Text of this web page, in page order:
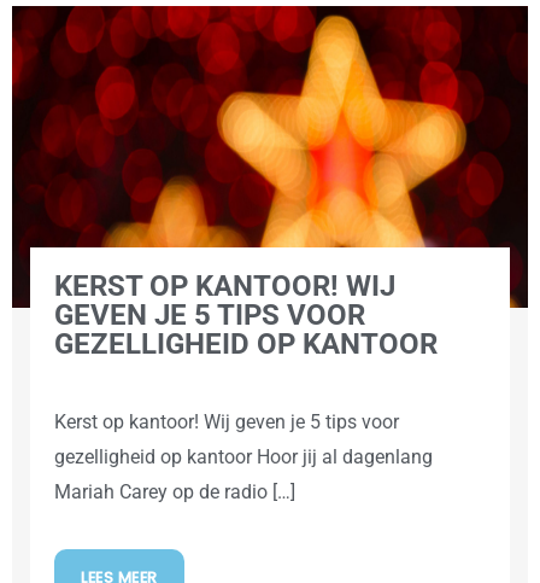
KERST OP KANTOOR! WIJ
GEVEN JE 5 TIPS VOOR
GEZELLIGHEID OP KANTOOR
Kerst op kantoor! Wij geven je 5 tips voor
gezelligheid op kantoor Hoor jij al dagenlang
Mariah Carey op de radio […]
LEES MEER